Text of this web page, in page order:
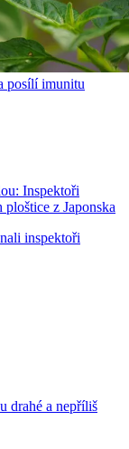
posílí imunitu
Inspektoři
z Japonska
inspektoři
drahé a nepříliš